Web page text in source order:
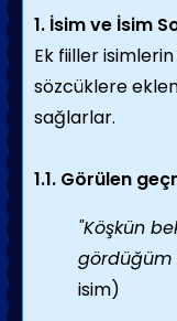
1. İsim ve İsim
Ek fiiller
sözcüklere
sağlarlar.
1.1. Görülen
"Köşkün
gördüğüm
isim)